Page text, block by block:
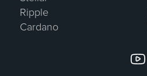
Ripple
Cardano